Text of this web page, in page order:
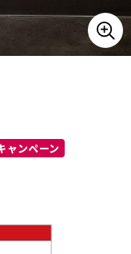
DTM
ャンペーン